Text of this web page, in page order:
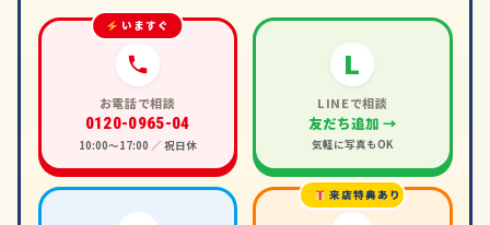
いますぐ
お電話で相談
0120-0965-04
10:00〜17:00 ／ 祝日休
L
LINEで相談
友だち追加 →
気軽に写真もOK
来店特典あり